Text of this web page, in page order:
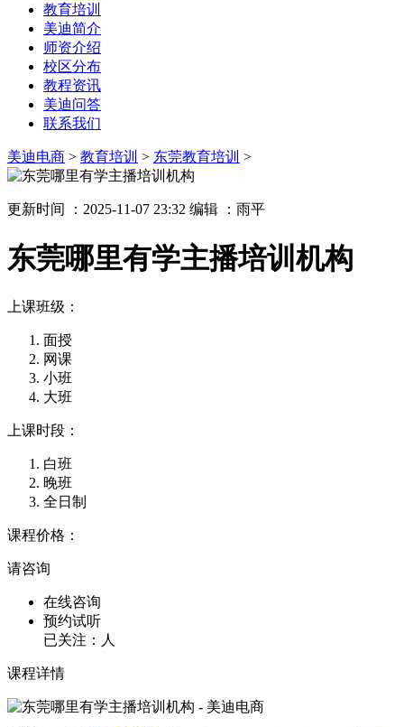
教育培训
美迪简介
师资介绍
校区分布
教程资讯
美迪问答
联系我们
美迪电商 > 教育培训 > 东莞教育培训 >
更新时间 ：2025-11-07 23:32 编辑 ：雨平
东莞哪里有学主播培训机构
上课班级：
面授
网课
小班
大班
上课时段：
白班
晚班
全日制
课程价格：
请咨询
在线咨询
预约试听
已关注： 人
课程详情